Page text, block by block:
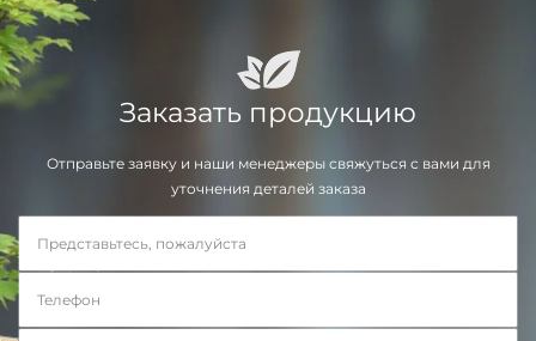
Заказать продукцию
Отправьте заявку и наши менеджеры свяжуться с вами для
уточнения деталей заказа